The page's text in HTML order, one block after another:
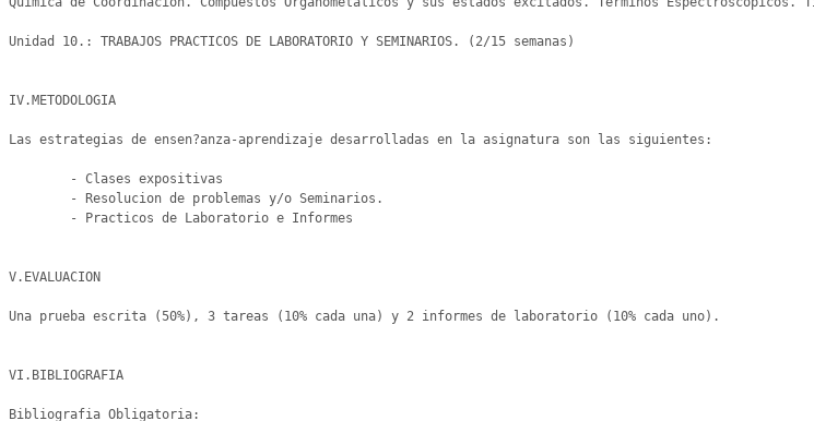
Unidad 10.: TRABAJOS PRACTICOS DE LABORATORIO Y SEMINARIOS. (2/15 semanas)
IV.METODOLOGIA
Las estrategias de ensen?anza-aprendizaje desarrolladas en la asignatura son las siguientes:
V.EVALUACION
Una prueba escrita (50%), 3 tareas (10% cada una) y 2 informes de laboratorio (10% cada uno).
VI.BIBLIOGRAFIA
Bibliografia Obligatoria: